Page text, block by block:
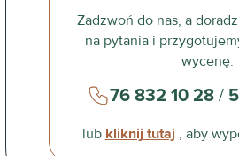
Zadzwoń do nas, a
na pytania i
wycenę.
76 832 10 28 /
lub kliknij tutaj , aby